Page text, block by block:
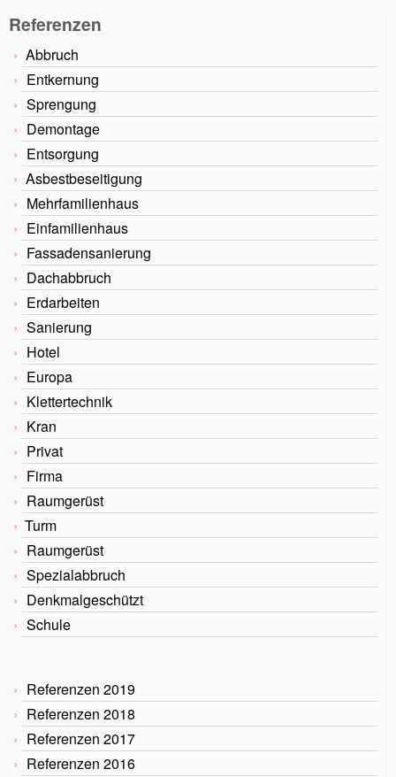
Referenzen
Abbruch
Entkernung
Sprengung
Demontage
Entsorgung
Asbestbeseitigung
Mehrfamilienhaus
Einfamilienhaus
Fassadensanierung
Dachabbruch
Erdarbeiten
Sanierung
Hotel
Europa
Klettertechnik
Kran
Privat
Firma
Raumgerüst
Turm
Raumgerüst
Spezialabbruch
Denkmalgeschützt
Schule
Referenzen 2019
Referenzen 2018
Referenzen 2017
Referenzen 2016